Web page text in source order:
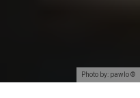
Photo by: pawlo ©